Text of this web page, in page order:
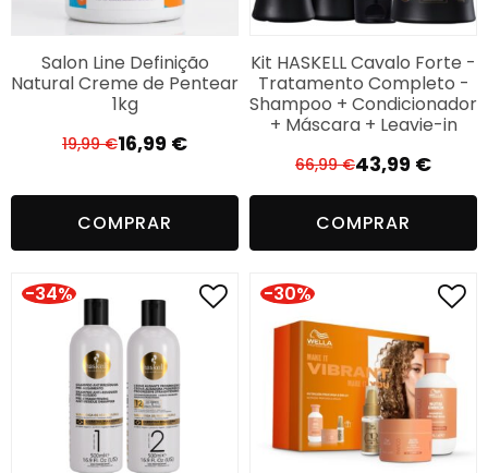
Salon Line Definição
Natural Creme de Pentear
1kg
19,99€ O
era:
16,99 €
O
é:
COMPRAR
Kit HASKELL Cavalo Forte -
Tratamento Completo -
Shampoo + Condicionador
+ Máscara + Leavie-in
66,99€ O
preço
original
era:
43,99 €
O
preço
atual
é:
COMPRAR
-34% -30%